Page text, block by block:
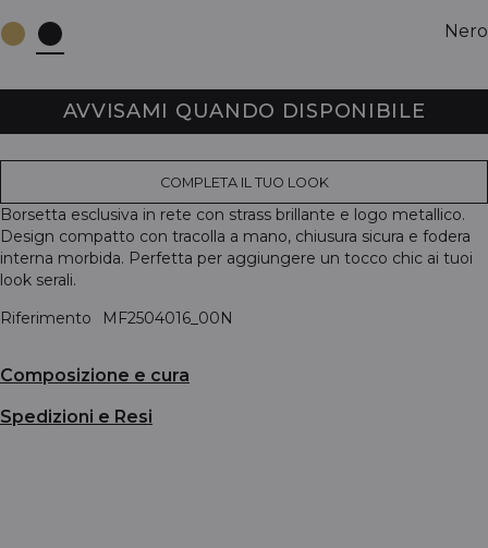
Nero
AVVISAMI QUANDO DISPONIBILE
COMPLETA IL TUO LOOK
Borsetta esclusiva in rete con strass brillante e logo metallico.
Design compatto con tracolla a mano, chiusura sicura e fodera
interna morbida. Perfetta per aggiungere un tocco chic ai tuoi
look serali.
Riferimento
MF2504016_00N
Composizione e cura
Spedizioni e Resi